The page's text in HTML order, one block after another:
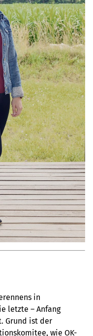
in
letzte – Anfang
Grund ist der
wie OK-